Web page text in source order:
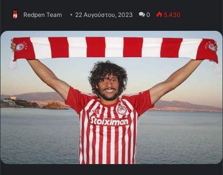
Redpen Team 22 Αυγούστου, 2023 0 5.430